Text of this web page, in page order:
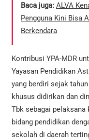
Baca juga: ALVA
Pengguna Kini Bisa
Berkendara
Kontribusi YPA-MDR
Yayasan Pendidikan
yang berdiri sejak
khusus didirikan dan
Tbk sebagai
bidang pendidikan
sekolah di daerah